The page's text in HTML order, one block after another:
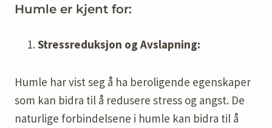
Humle er kjent for:
Stressreduksjon og Avslapning:
Humle har vist seg å ha beroligende egenskaper
som kan bidra til å redusere stress og angst. De
naturlige forbindelsene i humle kan bidra til å